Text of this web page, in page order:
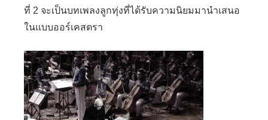
ที่ 2 จะเป็นบทเพลงลูกทุ่งที่ได้รับความนิยมมานำเสนอ
ในแบบออร์เคสตรา